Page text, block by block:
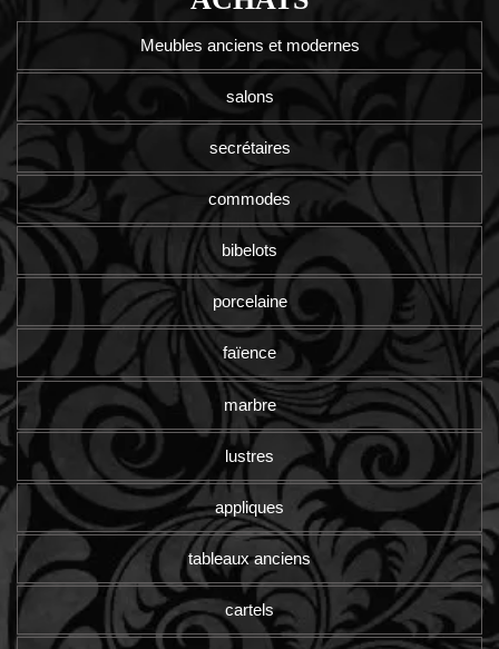
Meubles anciens et modernes
salons
secrétaires
commodes
bibelots
porcelaine
faïence
marbre
lustres
appliques
tableaux anciens
cartels